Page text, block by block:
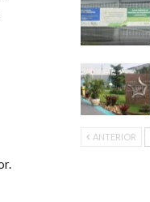
ANTERIOR